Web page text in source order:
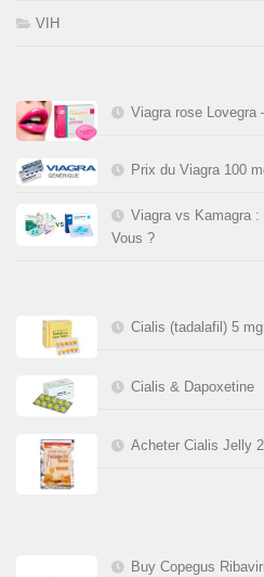
VIH
Viagra rose Lovegra
Prix du Viagra 100
Viagra vs Kamagra
Vous ?
Cialis (tadalafil) 5
Cialis & Dapoxetine
Acheter Cialis Jelly
Buy Copegus